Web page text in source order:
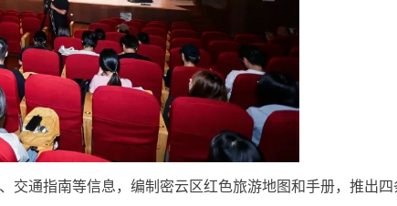
交通指南等信息，编制密云区红色旅游地图和手册，推出四